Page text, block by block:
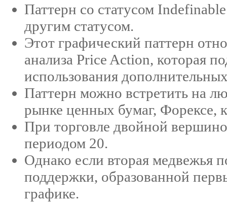
Паттерн со статусом
другим статусом.
Этот графический паттерн
анализа Price Action, которая
использования
Паттерн можно встретить на
рынке ценных бумаг, Форексе,
При торговле двойной
периодом 20.
Однако если вторая медвежья
поддержки, образованной
графике.